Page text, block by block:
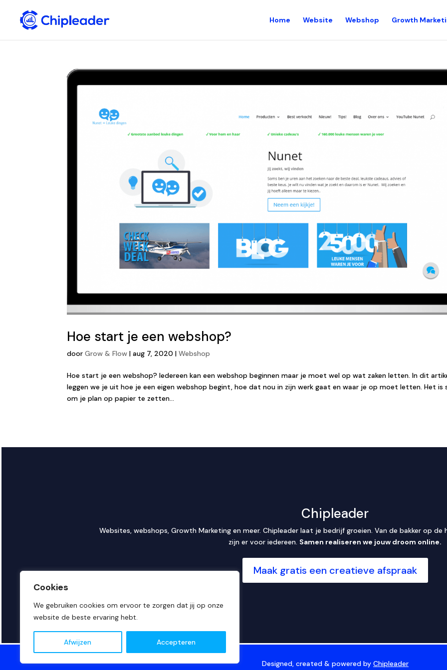
Cookies
We gebruiken cookies om ervoor te zorgen dat jij op onze
website de beste ervaring hebt.
Afwijzen Accepteren
Home Website Webshop Growth
Hoe start je een webshop?
doorGrow & Flow |aug 7, 2020 |Webshop
Hoe start je een webshop? Iedereen kan een webshop beginnen maar je moet wel op wat zaken letten. In dit
leggen we je uit hoe je een eigen webshop begint, hoe dat nou in zijn werk gaat en waar je op moet letten. Het is
om je plan op papier te zetten...
Chipleader
Websites, webshops, Growth Marketing en meer. Chipleader laat je bedrijf groeien. Van de bakker op
zijn er voor iedereen. Samen realiseren we jouw droom online.
Maak gratis een creatieve afspraak
Designed, created & powered by Chipleader